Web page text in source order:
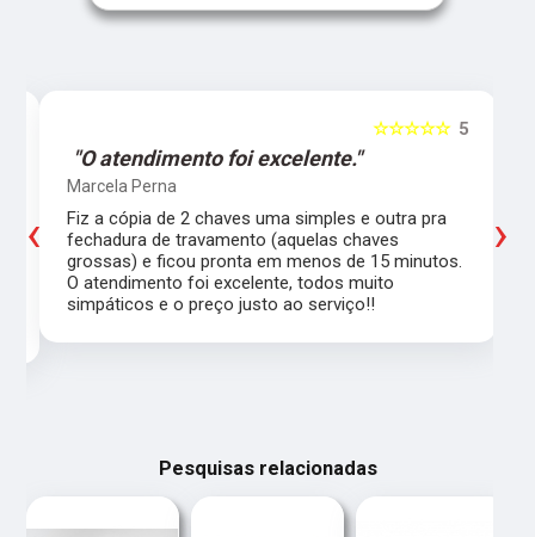
5
☆☆☆☆☆
"O atendimento foi excelente."
Marcela Perna
Fiz a cópia de 2 chaves uma simples e outra pra
fechadura de travamento (aquelas chaves
grossas) e ficou pronta em menos de 15 minutos.
O atendimento foi excelente, todos muito
simpáticos e o preço justo ao serviço!!
‹ ›
Pesquisas relacionadas